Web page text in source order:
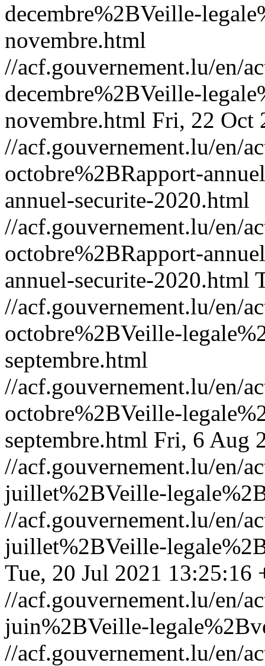
decembre%2BVeille-
novembre.html
//acf.gouvernement.lu/en/
decembre%2BVeille-
novembre.html Fri, 22 Oct
//acf.gouvernement.lu/en/
octobre%2BRapport-
annuel-securite-2020.html
//acf.gouvernement.lu/en/
octobre%2BRapport-
annuel-securite-2020.html
//acf.gouvernement.lu/en/
octobre%2BVeille-
septembre.html
//acf.gouvernement.lu/en/
octobre%2BVeille-
septembre.html Fri, 6 Aug
//acf.gouvernement.lu/en/
juillet%2BVeille-
//acf.gouvernement.lu/en/
juillet%2BVeille-
Tue, 20 Jul 2021 13:25:16
//acf.gouvernement.lu/en/
juin%2BVeille-
//acf.gouvernement.lu/en/